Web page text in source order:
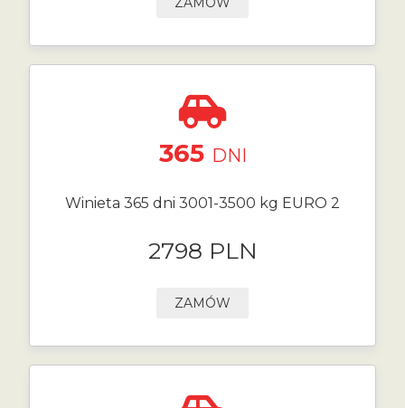
365 DNI
Winieta 365 dni 3001-3500 kg EURO 2
2798 PLN
ZAMÓW